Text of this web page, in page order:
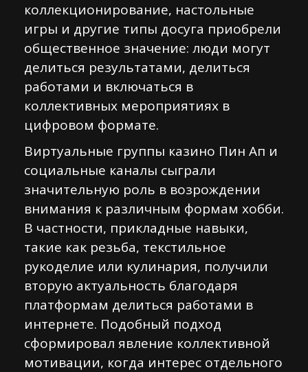
коллекционирование, настольные
игры и другие типы досуга приобрели
общественное значение: люди могут
делиться результатами, делиться
работами и включаться в
коллективных мероприятиях в
цифровом формате.
Виртуальные группы казино Пин Ап и
социальные каналы сыграли
значительную роль в возрождении
внимания к различным формам хобби.
В частности, прикладные навыки,
такие как резьба, текстильное
рукоделие или кулинария, получили
вторую актуальность благодаря
платформам делиться работами в
интернете. Подобный подход
сформировал явление коллективной
мотивации, когда интерес отдельного